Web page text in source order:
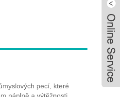
pecí, které